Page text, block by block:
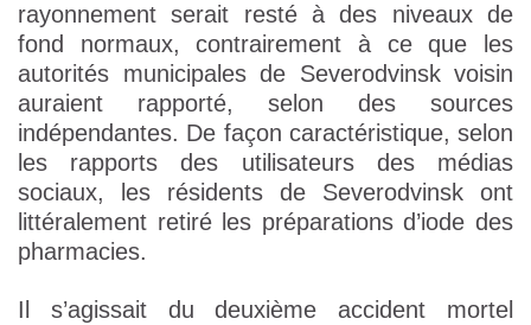
rayonnement serait resté à des niveaux de
fond normaux, contrairement à ce que les
autorités municipales de Severodvinsk voisin
auraient rapporté, selon des sources
indépendantes. De façon caractéristique, selon
les rapports des utilisateurs des médias
sociaux, les résidents de Severodvinsk ont
littéralement retiré les préparations d’iode des
pharmacies.
Il s’agissait du deuxième accident mortel